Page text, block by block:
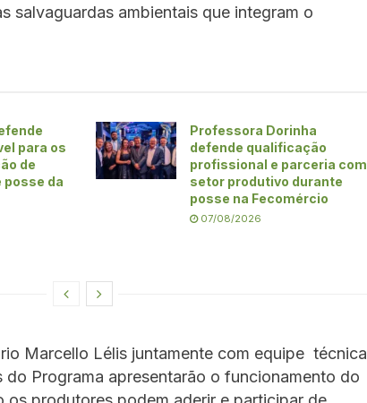
salvaguardas ambientais que integram o
para os
de
posse da
Professora Dorinha
defende qualificação
profissional e parceria com
setor produtivo durante
posse na Fecomércio
07/08/2026
Marcello Lélis juntamente com equipe técnica
do Programa apresentarão o funcionamento do